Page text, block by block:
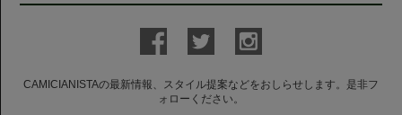
CAMICIANISTAの最新情報、スタイル提案などをおしらせします。是非フ
ォローください。